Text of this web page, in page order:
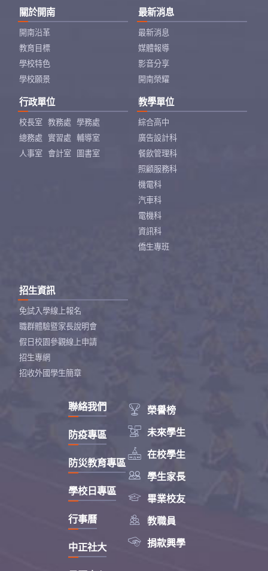
關於開南
開南沿革
教育目標
學校特色
學校願景
最新消息
最新消息
媒體報導
影音分享
開南榮耀
行政單位
校長室 教務處
學務處
總務處
實習處
輔導室
人事室
會計室 圖書室
教學單位
綜合高中
廣告設計科
餐飲管理科
照顧服務科
機電科
汽車科
電機科
資訊科
僑生專班
招生資訊
免試入學線上報名
職群體驗暨家長說明會
假日校園參觀線上申請
招生專網
招收外國學生簡章
 榮譽榜
 未來學生
 在校學生
 學生家長
 畢業校友
 教職員
 捐款興學
聯絡我們
防疫專區
防災教育專區
學校日專區
行事曆
中正社大